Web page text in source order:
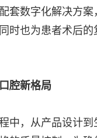
套数字化解决方
时也为患者术后
腔新格局
中，从产品设计